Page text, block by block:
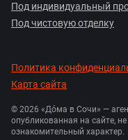
Под индивидуальный
Под чистовую отделку
Политика
Карта сайта
© 2026 «Дóма в Сочи» —
опубликованная на сайте,
ознакомительный характер.